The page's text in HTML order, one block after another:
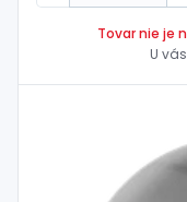
Tovar nie je
U